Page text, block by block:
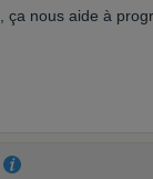
ça nous aide à